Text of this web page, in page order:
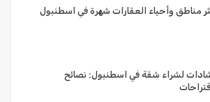
مناطق وأحياء العقارات شهرة في اسطنبول
لشراء شقة في اسطنبول: نصائح